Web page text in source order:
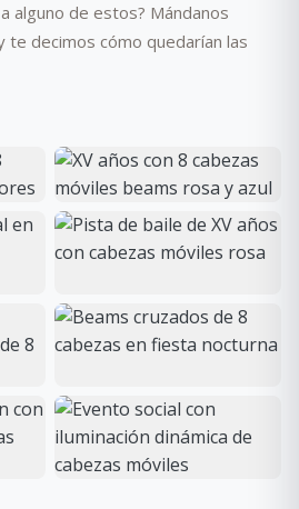
alguno de estos? Mándanos
decimos cómo quedarían las